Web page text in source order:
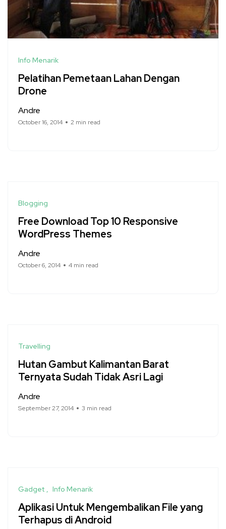
Info Menarik
Pelatihan Pemetaan Lahan Dengan
Drone
Andre
October 16, 2014 2 min read
Blogging
Free Download Top 10 Responsive
WordPress Themes
Andre
October 6, 2014 4 min read
Travelling
Hutan Gambut Kalimantan Barat
Ternyata Sudah Tidak Asri Lagi
Andre
September 27, 2014 3 min read
Gadget Info Menarik
Aplikasi Untuk Mengembalikan File yang
Terhapus di Android